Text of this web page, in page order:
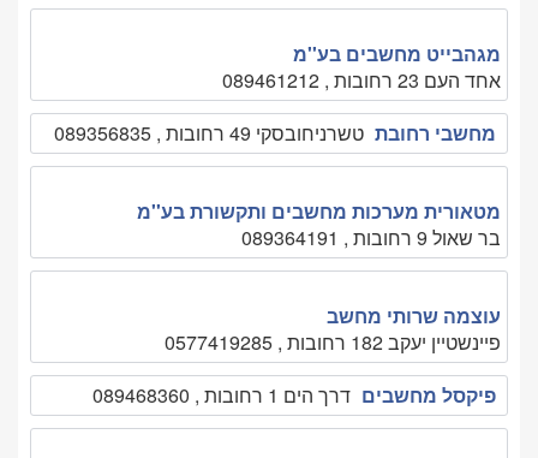
מגהבייט מחשבים בע''מ
אחד העם 23 רחובות , 089461212
מחשבי רחובת טשרניחובסקי 49 רחובות , 089356835
מטאורית מערכות מחשבים ותקשורת בע''מ
בר שאול 9 רחובות , 089364191
עוצמה שרותי מחשב
פיינשטיין יעקב 182 רחובות , 0577419285
פיקסל מחשבים דרך הים 1 רחובות , 089468360